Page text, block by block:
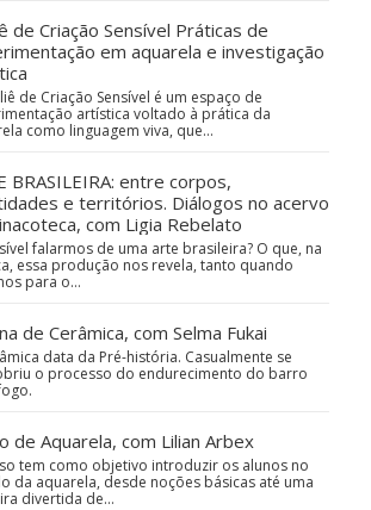
de Criação Sensível Práticas de
em aquarela e investigação
de Criação Sensível é um espaço de
artística voltado à prática da
como linguagem viva, que…
BRASILEIRA: entre corpos,
e territórios. Diálogos no acervo
com Ligia Rebelato
falarmos de uma arte brasileira? O que, na
essa produção nos revela, tanto quando
para o…
de Cerâmica, com Selma Fukai
data da Pré-história. Casualmente se
o processo do endurecimento do barro
de Aquarela, com Lilian Arbex
tem como objetivo introduzir os alunos no
da aquarela, desde noções básicas até uma
divertida de…